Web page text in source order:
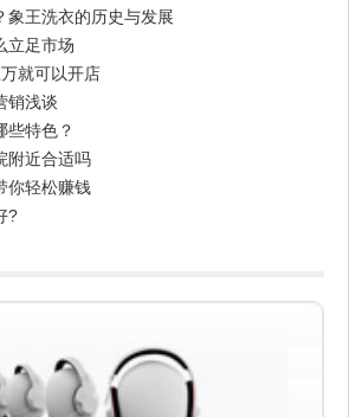
象王洗衣的历史与发展
立足市场
就可以开店
销浅谈
些特色？
附近合适吗
你轻松赚钱
?